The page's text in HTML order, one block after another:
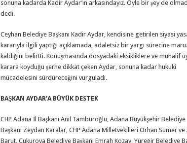
sonuna kadarda Kadir Aydar’ın arkasındayız. Öyle bir şey de
dedi.
Ceyhan Belediye Başkanı Kadir Aydar, kendisine getirilen siyasi
kararıyla ilgili yaptığı açıklamada, adaletsiz bir yargı sürecine
kaldığını belirtti. Konuşmasında dosyadaki eksikliklere ve muhalif
karara koyduğu şerhe dikkat çeken Aydar, sonuna kadar hukuki
mücadelesini sürdüreceğini vurguladı.
BAŞKAN AYDAR’A BÜYÜK DESTEK
CHP Adana İl Başkanı Anıl Tamburoğlu, Adana Büyükşehir Belediye
Başkanı Zeydan Karalar, CHP Adana Milletvekilleri Orhan Sümer ve
Barut, Çukurova Belediye Başkanı Emrah Kozay, Yüreğir Belediye